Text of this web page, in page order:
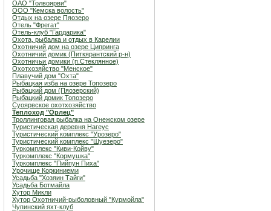
ОАО "Толвоярви"
ООО "Кемска волость"
Отдых на озере Пяозеро
Отель "Фрегат"
Отель-клуб "Гардарика"
Охота, рыбалка и отдых в Карелии
Охотничий дом на озере Ципринга
Охотничий домик (Питкярантский р-н)
Охотничьи домики (п.Стеклянное)
Охотхозяйство "Менское"
Плавучий дом "Охта"
Рыбацкая изба на озере Топозеро
Рыбацкий дом (Пяозерский)
Рыбацкий домик Топозеро
Суоярвское охотхозяйство
Теплоход "Орлец"
Троллинговая рыбалка на Онежском озере
Туристическая деревня Нагеус
Туристический комплекс "Урозеро"
Туристический комплекс "Шуезеро"
Туркомплекс "Киви-Койву"
Туркомплекс "Кормушка"
Туркомплекс "Пийпун Пиха"
Урочище Коркиниеми
Усадьба "Хозяин Тайги"
Усадьба Ботмайла
Хутор Микли
Хутор Охотничий-рыболовный "Курмойла"
Чупинский яхт-клуб